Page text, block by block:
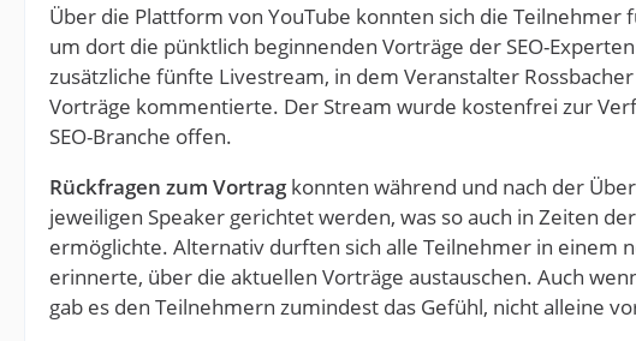
Über die Plattform von YouTube konnten sich die Teilnehmer
um dort die pünktlich beginnenden Vorträge der SEO-
zusätzliche fünfte Livestream, in dem Veranstalter
Vorträge kommentierte. Der Stream wurde kostenfrei zur
SEO-Branche offen.
Rückfragen zum Vortragkonnten während und nach der
jeweiligen Speaker gerichtet werden, was so auch in Zeiten
ermöglichte. Alternativ durften sich alle Teilnehmer in einem
erinnerte, über die aktuellen Vorträge austauschen. Auch
gab es den Teilnehmern zumindest das Gefühl, nicht alleine